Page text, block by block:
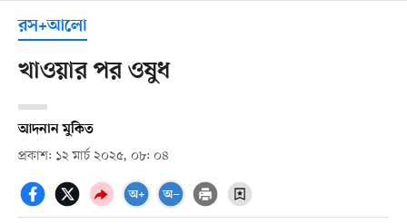
রস+আলো
খাওয়ার পর ওষুধ
আদনান মুকিত
প্রকাশ: ১২ মার্চ ২০২৫, ০৮: ০৪